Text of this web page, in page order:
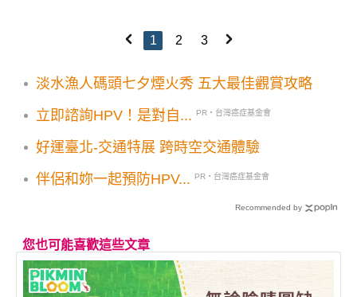
1 2 3
淡水漁人碼頭七夕煙火秀 五大最佳觀賞攻略
立即諮詢HPV！是對自...
PR・台灣癌症基金會
好運臺北-交通特展 跨時空交通體驗
伴侶和妳一起預防HPV...
PR・台灣癌症基金會
Recommended by
您也可能喜歡這些文章